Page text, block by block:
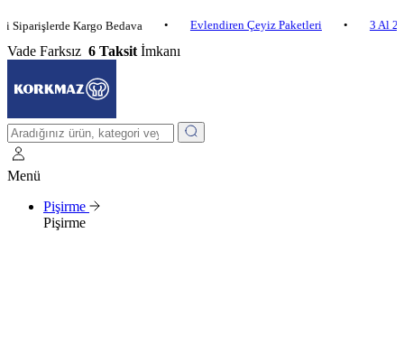
Kargo Bedava • Evlendiren Çeyiz Paketleri • 3 Al 2 Öde
Vade Farksız 6 Taksit İmkanı
Menü
Pişirme
Pişirme